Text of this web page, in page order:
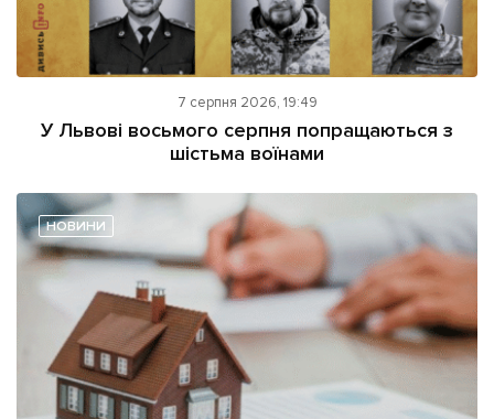
7 серпня 2026, 19:49
У Львові восьмого серпня попращаються з
шістьма воїнами
НОВИНИ